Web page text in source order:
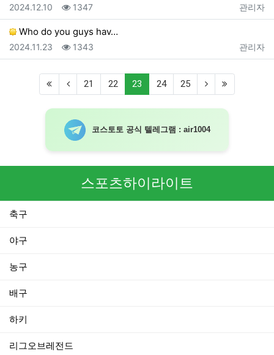
등록자
관리자
등록일
2024.12.10 조회
1347
Who do you guys hav…
등록자
관리자
등록일
2024.11.23 조회
1343
21 22 23 (current)
24 25
코스토토 공식 텔레그램 : air1004
스포츠하이라이트
축구
야구
농구
배구
하키
리그오브레전드